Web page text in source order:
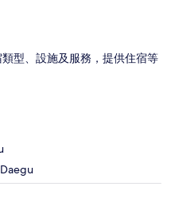
型、設施及服務，提供住宿等